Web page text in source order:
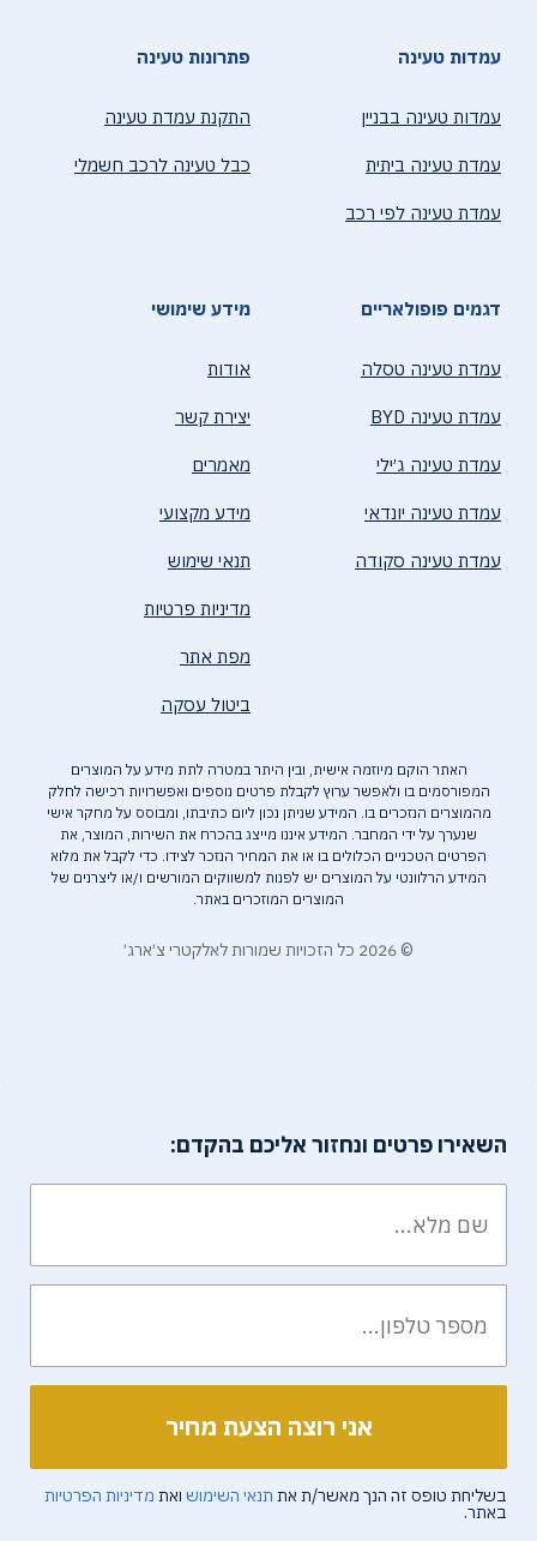
עמדות טעינה
עמדות טעינה בבניין
עמדת טעינה ביתית
עמדת טעינה לפי רכב
פתרונות טעינה
התקנת עמדת טעינה
כבל טעינה לרכב חשמלי
דגמים פופולאריים
עמדת טעינה טסלה
עמדת טעינה BYD
עמדת טעינה ג׳ילי
עמדת טעינה יונדאי
עמדת טעינה סקודה
מידע שימושי
אודות
יצירת קשר
מאמרים
מידע מקצועי
תנאי שימוש
מדיניות פרטיות
מפת אתר
ביטול עסקה
האתר הוקם מיוזמה אישית, ובין היתר במטרה לתת מידע על המוצרים
המפורסמים בו ולאפשר ערוץ לקבלת פרטים נוספים ואפשרויות רכישה לחלק
מהמוצרים הנזכרים בו. המידע שניתן נכון ליום כתיבתו, ומבוסס על מחקר אישי
שנערך על ידי המחבר. המידע איננו מייצג בהכרח את השירות, המוצר, את
הפרטים הטכניים הכלולים בו או את המחיר הנזכר לצידו. כדי לקבל את מלוא
המידע הרלוונטי על המוצרים יש לפנות למשווקים המורשים ו/או ליצרנים של
המוצרים המוזכרים באתר.
© 2026 כל הזכויות שמורות לאלקטרי צ׳ארג׳
השאירו פרטים ונחזור אליכם בהקדם:
בשליחת טופס זה הנך מאשר/ת את תנאי השימוש ואת מדיניות הפרטיות
באתר.